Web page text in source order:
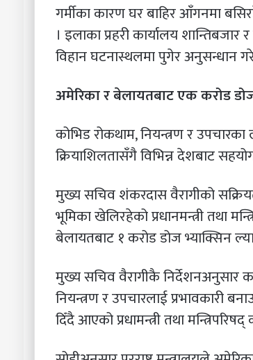
गर्मीका कारण घर बाहिर आँगनमा
। इलाका प्रहरी कार्यालय शान्तिबजार
विहान घटनास्थलमा पुगेर अनुसन्धान
अमेरिका र बेलायतबाट एक करोड
कोभिड रोकथाम, नियन्त्रण र उपचारका
क्रियाशिलतासँगै विभिन्न देशबाट
मुख्य सचिव शंकरदास वैरागीको
भूमिका खेलिरहेको प्रधानमन्त्री तथा
बेलायतबाट १ करोड डोज भ्याक्सिन
मुख्य सचिव वैरागीकै निर्देशनअनुसार
नियन्त्रण र उपचारलाई प्रभावकारी
दिँदै आएको प्रधामन्त्री तथा